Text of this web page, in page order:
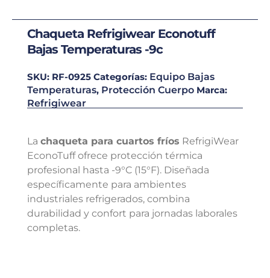
Chaqueta Refrigiwear Econotuff
Bajas Temperaturas -9c
SKU: RF-0925 Categorías: Equipo Bajas
Temperaturas, Protección Cuerpo Marca:
Refrigiwear
La chaqueta para cuartos fríos RefrigiWear
EconoTuff ofrece protección térmica
profesional hasta -9°C (15°F). Diseñada
específicamente para ambientes
industriales refrigerados, combina
durabilidad y confort para jornadas laborales
completas.